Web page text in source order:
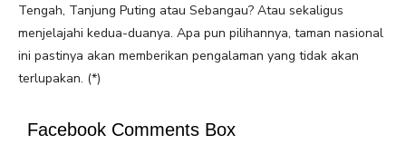
Tengah, Tanjung Puting atau Sebangau? Atau sekaligus
menjelajahi kedua-duanya. Apa pun pilihannya, taman nasional
ini pastinya akan memberikan pengalaman yang tidak akan
terlupakan. (*)
Facebook Comments Box